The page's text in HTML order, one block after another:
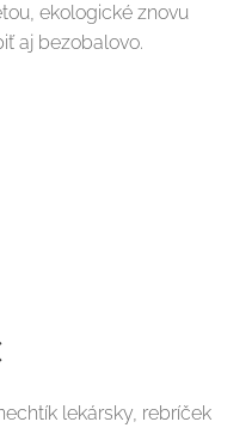
ekologické znovu
aj bezobalovo.
lekársky, rebríček